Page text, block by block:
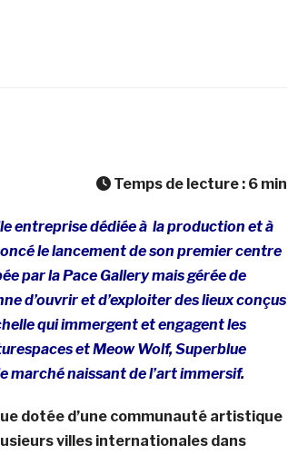
Temps de lecture : 6 min
entreprise dédiée à la production et à
le lancement de son premier centre
par la Pace Gallery mais gérée de
d’ouvrir et d’exploiter des lieux conçus
qui immergent et engagent les
et Meow Wolf, Superblue
marché naissant de l’art immersif.
dotée d’une communauté artistique
villes internationales dans